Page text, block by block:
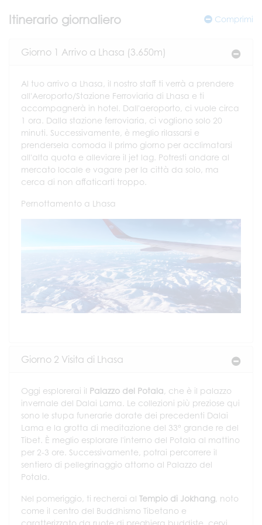
Itinerario giornaliero Comprimi
Giorno 1 Arrivo a Lhasa (3.650m)
Al tuo arrivo a Lhasa, il nostro staff ti verrà a prendere
all'Aeroporto/Stazione Ferroviaria di Lhasa e ti
accompagnerà in hotel. Dall'aeroporto, ci vuole circa
1 ora. Dalla stazione ferroviaria, ci vogliono solo 20
minuti. Successivamente, è meglio rilassarsi e
prendersela comoda il primo giorno per acclimatarsi
all'alta quota e alleviare il jet lag. Potresti andare al
mercato locale e vagare per la città da solo, ma
cerca di non affaticarti troppo.
Pernottamento a Lhasa
Giorno 2 Visita di Lhasa
Oggi esplorerai il Palazzo del Potala, che è il palazzo
invernale del Dalai Lama. Le collezioni più preziose qui
sono le stupa funerarie dorate dei precedenti Dalai
Lama e la grotta di meditazione del 33° grande re del
Tibet. È meglio esplorare l'interno del Potala al mattino
per 2-3 ore. Successivamente, potrai percorrere il
sentiero di pellegrinaggio attorno al Palazzo del
Potala.
Nel pomeriggio, ti recherai al Tempio di Jokhang, noto
come il centro del Buddhismo Tibetano e
caratterizzato da ruote di preghiera buddiste, cervi